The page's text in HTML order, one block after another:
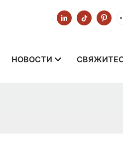
НОВОСТИ